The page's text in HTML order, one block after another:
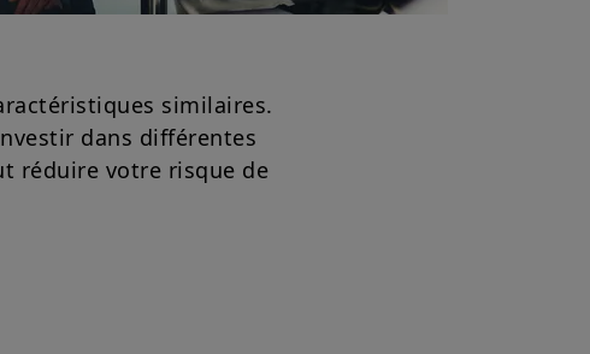
similaires.
dans différentes
réduire votre risque de